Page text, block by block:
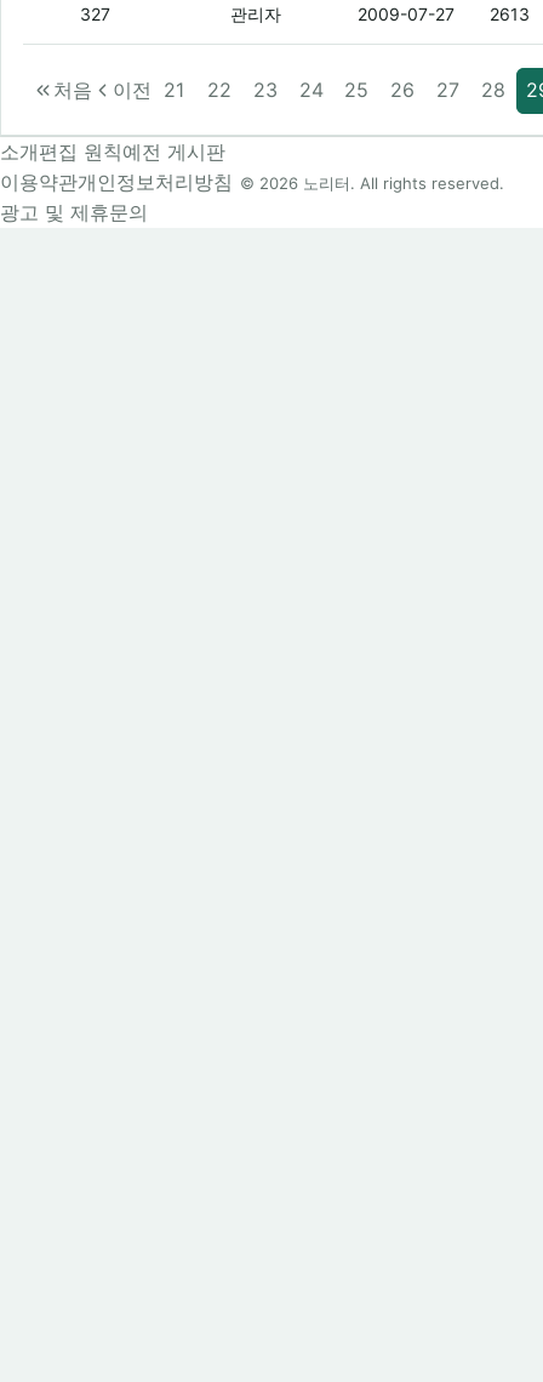
327 4등 이상 당첨된 로또종이 주실분 (4)
관리자 2009-07-27 2613
처음 이전 21 22 23 24 25 26 27 28
소개편집 원칙예전 게시판
이용약관개인정보처리방침
광고 및 제휴문의
© 2026 노리터. All rights reserved.